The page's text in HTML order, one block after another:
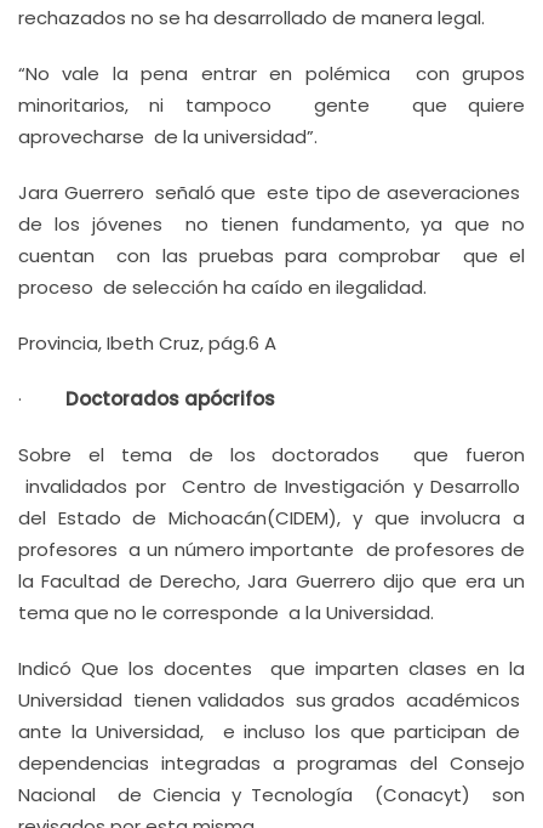
rechazados no se ha desarrollado de manera legal.
“No vale la pena entrar en polémica con grupos
minoritarios, ni tampoco gente que quiere
aprovecharse de la universidad”.
Jara Guerrero señaló que este tipo de aseveraciones
de los jóvenes no tienen fundamento, ya que no
cuentan con las pruebas para comprobar que el
proceso de selección ha caído en ilegalidad.
Provincia, Ibeth Cruz, pág.6 A
· Doctorados apócrifos
Sobre el tema de los doctorados que fueron
invalidados por Centro de Investigación y Desarrollo
del Estado de Michoacán(CIDEM), y que involucra a
profesores a un número importante de profesores de
la Facultad de Derecho, Jara Guerrero dijo que era un
tema que no le corresponde a la Universidad.
Indicó Que los docentes que imparten clases en la
Universidad tienen validados sus grados académicos
ante la Universidad, e incluso los que participan de
dependencias integradas a programas del Consejo
Nacional de Ciencia y Tecnología (Conacyt) son